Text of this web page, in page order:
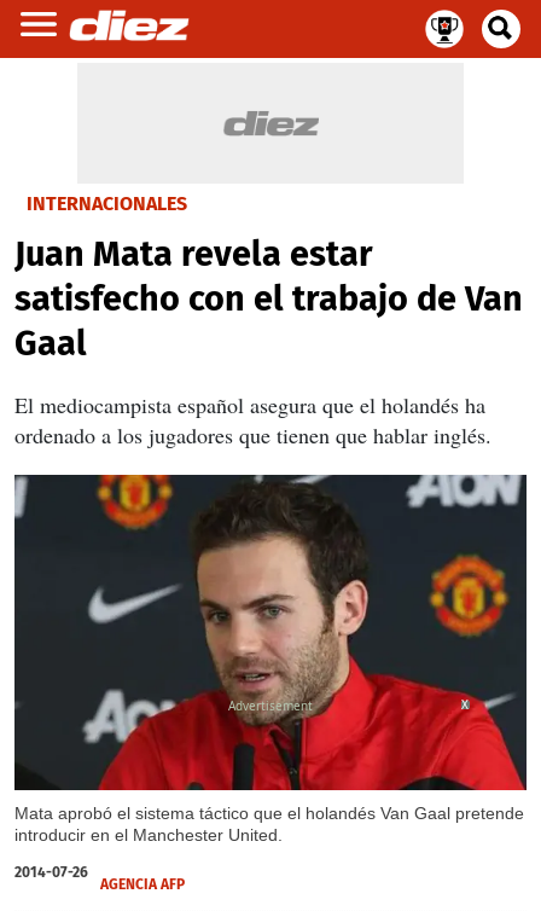
INTERNACIONALES
Juan Mata revela estar
satisfecho con el trabajo de Van
Gaal
El mediocampista español asegura que el holandés ha
ordenado a los jugadores que tienen que hablar inglés.
Mata aprobó el sistema táctico que el holandés Van Gaal pretende
introducir en el Manchester United.
X
2014-07-26
AGENCIA AFP